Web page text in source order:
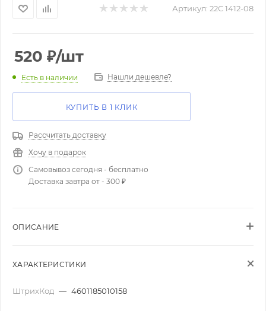
Артикул: 22С 1412-08
520 ₽/шт
Есть в наличии Нашли дешевле?
КУПИТЬ В 1 КЛИК
Рассчитать доставку
Хочу в подарок
Самовывоз сегодня - бесплатно
Доставка завтра от - 300 ₽
ОПИСАНИЕ
ХАРАКТЕРИСТИКИ
ШтрихКод — 4601185010158